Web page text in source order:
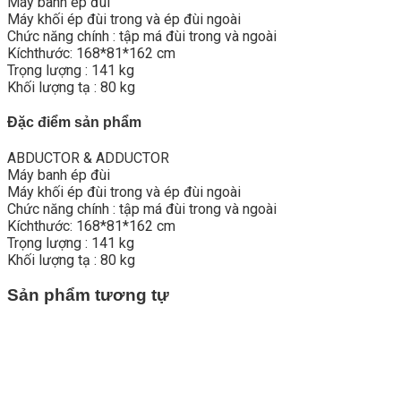
Máy khối ép đùi trong và ép đùi ngoài
Chức năng chính : tập má đùi trong và ngoài
Kíchthước: 168*81*162 cm
Trọng lượng : 141 kg
Khối lượng tạ : 80 kg
Đặc điểm sản phẩm
ABDUCTOR & ADDUCTOR
Máy banh ép đùi
Máy khối ép đùi trong và ép đùi ngoài
Chức năng chính : tập má đùi trong và ngoài
Kíchthước: 168*81*162 cm
Trọng lượng : 141 kg
Khối lượng tạ : 80 kg
Sản phẩm tương tự